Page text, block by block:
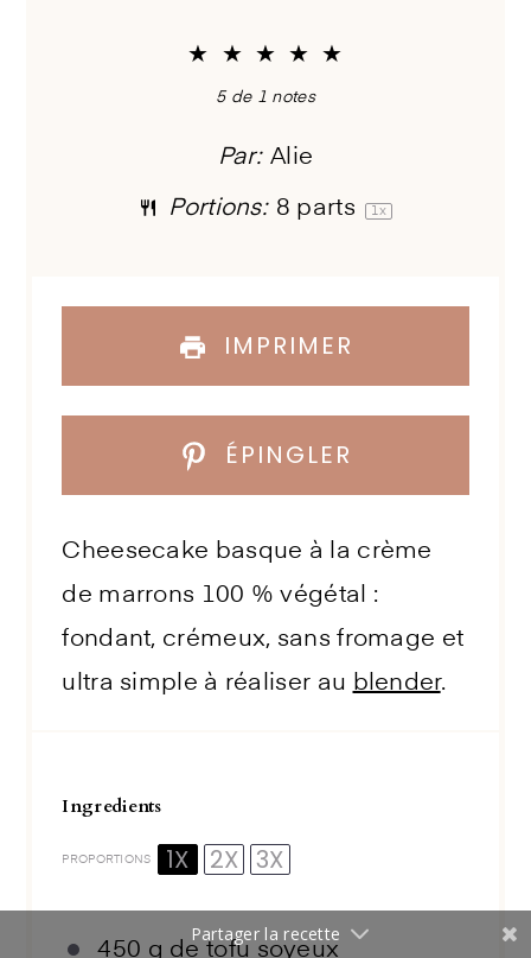
★ ★ ★ ★ ★
5de 1 notes
Par: Alie
Portions: 8 parts 1x
IMPRIMER
ÉPINGLER
Cheesecake basque à la crème
de marrons 100 % végétal :
fondant, crémeux, sans fromage et
ultra simple à réaliser au blender.
Ingredients
PROPORTIONS 1X 2X 3X
450 g detofu soyeux
Partager la recette